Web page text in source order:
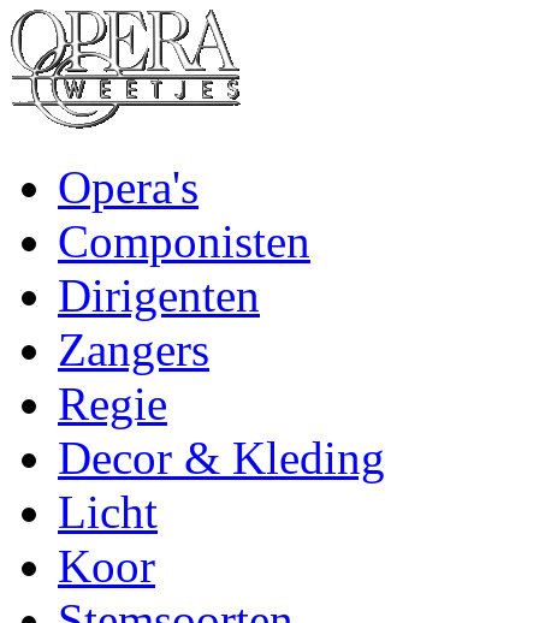
Opera's
Componisten
Dirigenten
Zangers
Regie
Decor & Kleding
Licht
Koor